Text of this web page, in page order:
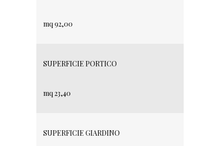
mq 92,00
SUPERFICIE PORTICO
mq 23,40
SUPERFICIE GIARDINO